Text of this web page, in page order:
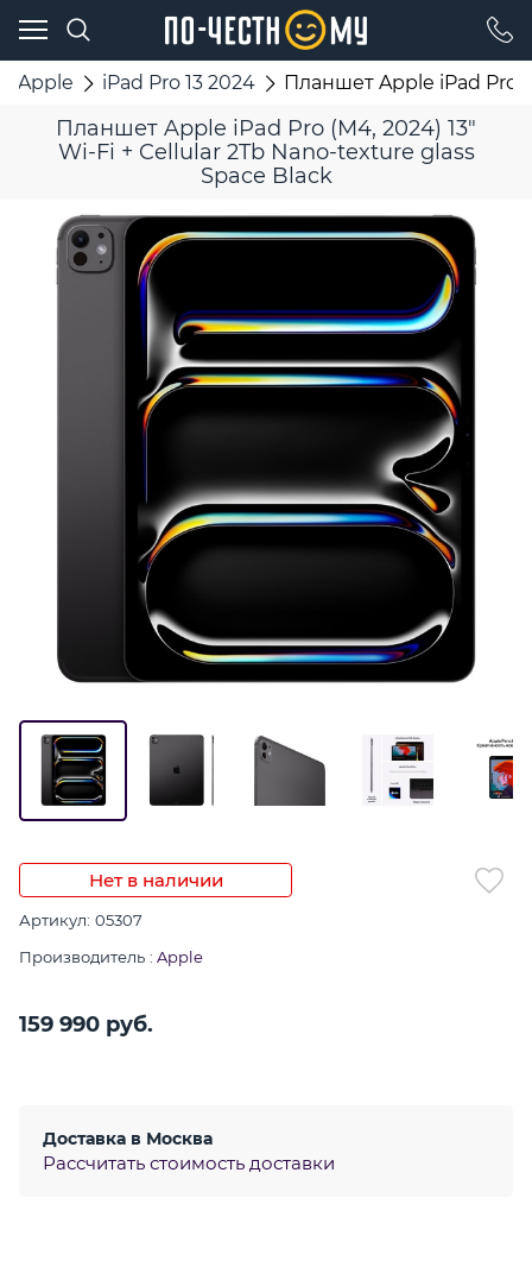
Apple iPad Pro 13 2024 Планшет Apple iPad Pro
Планшет Apple iPad Pro (M4, 2024) 13"
Wi-Fi + Cellular 2Tb Nano-texture glass
Space Black
Нет в наличии
Артикул: 05307
Производитель : Apple
159 990 руб.
Доставка в Москва
Рассчитать стоимость доставки